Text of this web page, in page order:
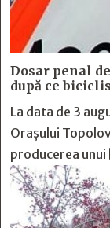
Dosar penal
după ce
La data de 3
Orașului
producerea